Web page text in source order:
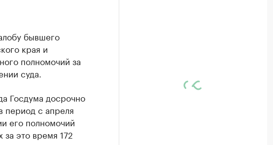
бывшего
края и
полномочий за
суда.
Госдума досрочно
период с апреля
его полномочий
это время 172